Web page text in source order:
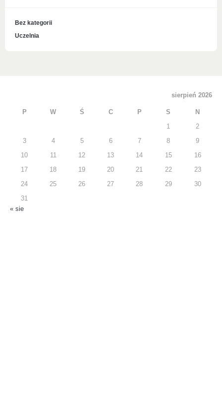
Bez kategorii
Uczelnia
sierpień 2026
P W Ś C P S N
1 2
3 4 5 6 7 8 9
10 11 12 13 14 15 16
17 18 19 20 21 22 23
24 25 26 27 28 29 30
31
« sie